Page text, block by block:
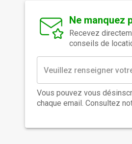
Ne manquez
Recevez
conseils de
Vous pouvez vous
chaque email. Consultez